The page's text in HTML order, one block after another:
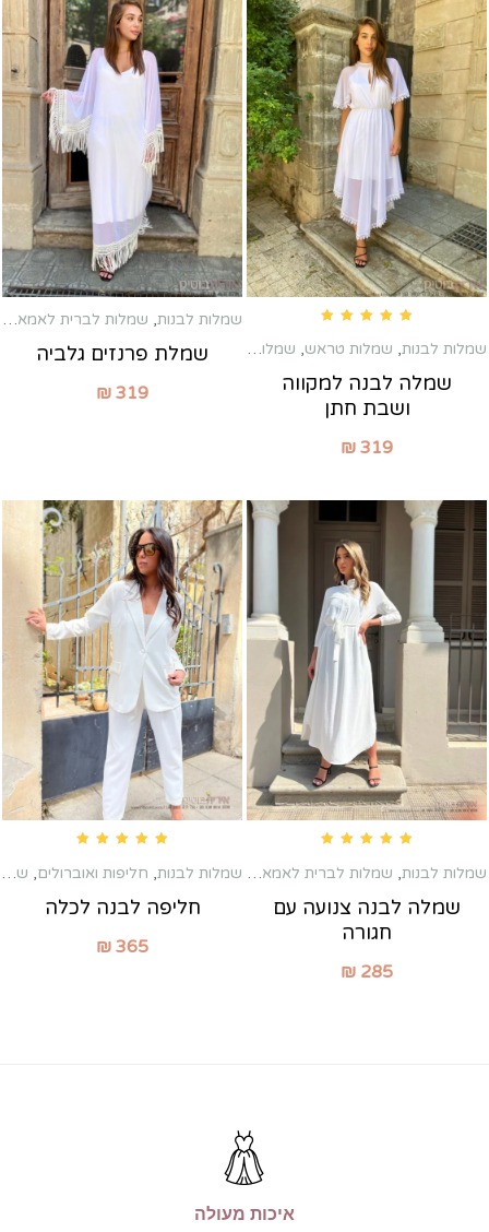
שמלות לבנות, שמלות טראש, שמלות לברית לאמא ,שמלות לשבת חתן
שמלה לבנה למקווה
ושבת חתן
₪ 319
שמלות לבנות, שמלות לברית לאמא,
שמלת פרנזים גלביה
₪ 319
שמלות לבנות, שמלות לברית לאמא, שמלות לשבת חתן
שמלה לבנה צנועה עם
חגורה
₪ 285
שמלות לבנות, חליפות ואוברולים, שמלות כלה שניה
חליפה לבנה לכלה
₪ 365
איכות מעולה